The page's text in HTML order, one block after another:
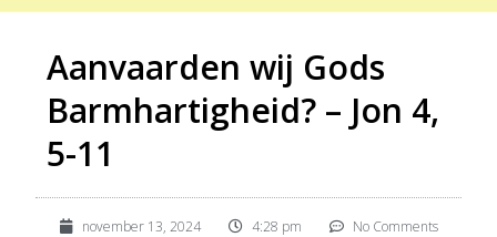
Aanvaarden wij Gods
Barmhartigheid? – Jon 4,
5-11
november 13, 2024 4:28 pm
No Comments